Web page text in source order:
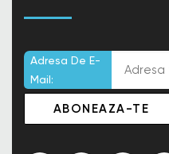
Adresa De E-
Mail: